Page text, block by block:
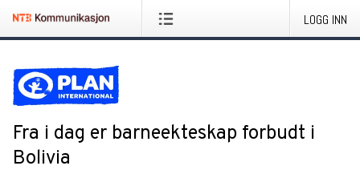
LOGG INN
Fra i dag er barneekteskap forbudt i
Bolivia